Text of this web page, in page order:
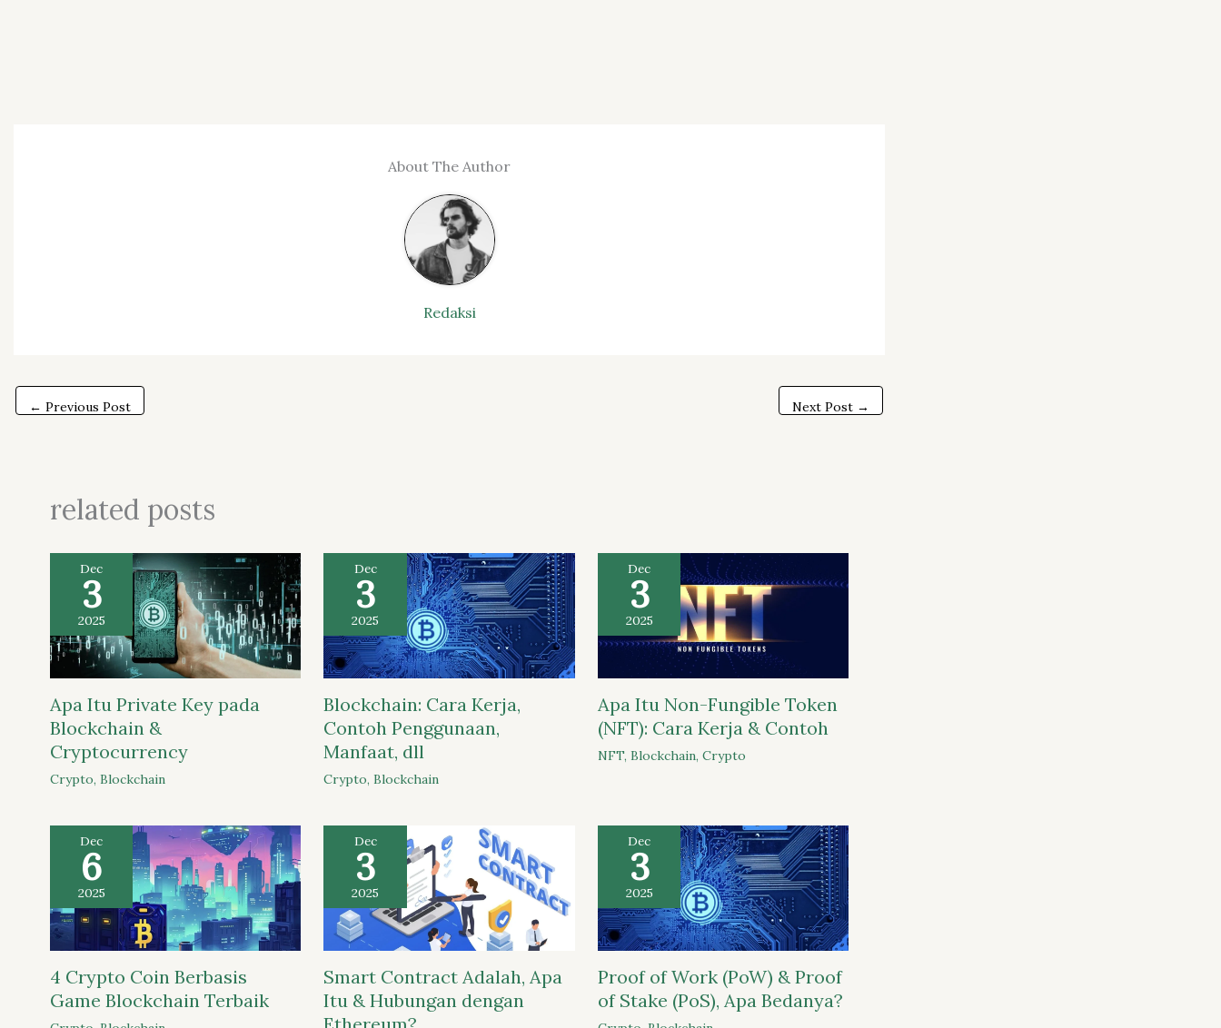
About The Author
Redaksi
← Previous Post Next Post →
related posts
Dec
3
2025
Apa Itu Private Key pada
Blockchain &
Cryptocurrency
Crypto, Blockchain
Dec
3
2025
Blockchain: Cara Kerja,
Contoh Penggunaan,
Manfaat, dll
Crypto,Blockchain
Dec
3
2025
Apa Itu Non-Fungible Token
(NFT): Cara Kerja & Contoh
NFT, Blockchain, Crypto
Dec
6
2025
4 Crypto Coin Berbasis
Game Blockchain Terbaik
Dec
3
2025
Smart Contract Adalah, Apa
Itu & Hubungan dengan
Dec
3
2025
Proof of Work (PoW) & Proof
of Stake (PoS), Apa Bedanya?